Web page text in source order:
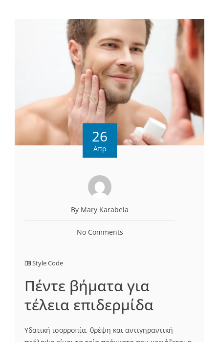
26
Απρ
By Mary Karabela
No Comments
Style Code
Πέντε βήματα για
τέλεια επιδερμίδα
Υδατική ισορροπία, θρέψη και αντιγηραντική